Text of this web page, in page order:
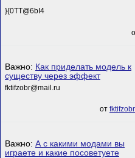
}{0TT@6bI4
Важно: Как приделать модель к
существу через эффект
fktifzobr@mail.ru
от
Важно: А с какими модами вы
играете и какие посоветуете